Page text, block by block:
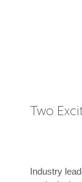
Two
Industry